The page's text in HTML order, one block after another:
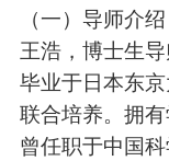
（一）导师介绍
王浩，博士生
毕业于日本东
联合培养。拥
曾任职于中国